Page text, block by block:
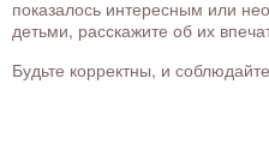
показалось интересным или
детьми, расскажите об их
Будьте корректны, и